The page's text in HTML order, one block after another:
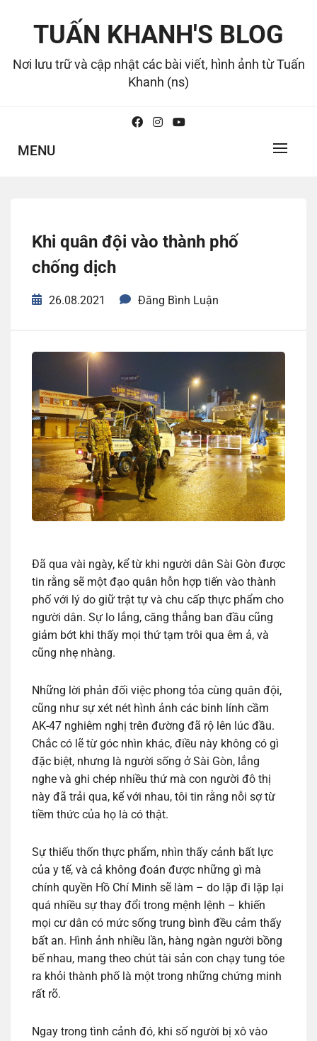
TUẤN KHANH'S BLOG
Nơi lưu trữ và cập nhật các bài viết, hình ảnh từ Tuấn
Khanh (ns)
MENU
Khi quân đội vào thành phố
chống dịch
26.08.2021 Đăng Bình Luận
Đã qua vài ngày, kể từ khi người dân Sài Gòn được
tin rằng sẽ một đạo quân hỗn hợp tiến vào thành
phố với lý do giữ trật tự và chu cấp thực phẩm cho
người dân. Sự lo lắng, căng thẳng ban đầu cũng
giảm bớt khi thấy mọi thứ tạm trôi qua êm ả, và
cũng nhẹ nhàng.
Những lời phản đối việc phong tỏa cùng quân đội,
cũng như sự xét nét hình ảnh các binh lính cầm
AK-47 nghiêm nghị trên đường đã rộ lên lúc đầu.
Chắc có lẽ từ góc nhìn khác, điều này không có gì
đặc biệt, nhưng là người sống ở Sài Gòn, lắng
nghe và ghi chép nhiều thứ mà con người đô thị
này đã trải qua, kể với nhau, tôi tin rằng nỗi sợ từ
tiềm thức của họ là có thật.
Sự thiếu thốn thực phẩm, nhìn thấy cảnh bất lực
của y tế, và cả không đoán được những gì mà
chính quyền Hồ Chí Minh sẽ làm – do lặp đi lặp lại
quá nhiều sự thay đổi trong mệnh lệnh – khiến
mọi cư dân có mức sống trung bình đều cảm thấy
bất an. Hình ảnh nhiều lần, hàng ngàn người bồng
bế nhau, mang theo chút tài sản con chạy tung tóe
ra khỏi thành phố là một trong những chứng minh
rất rõ.
Ngay trong tình cảnh đó, khi số người bị xô vào